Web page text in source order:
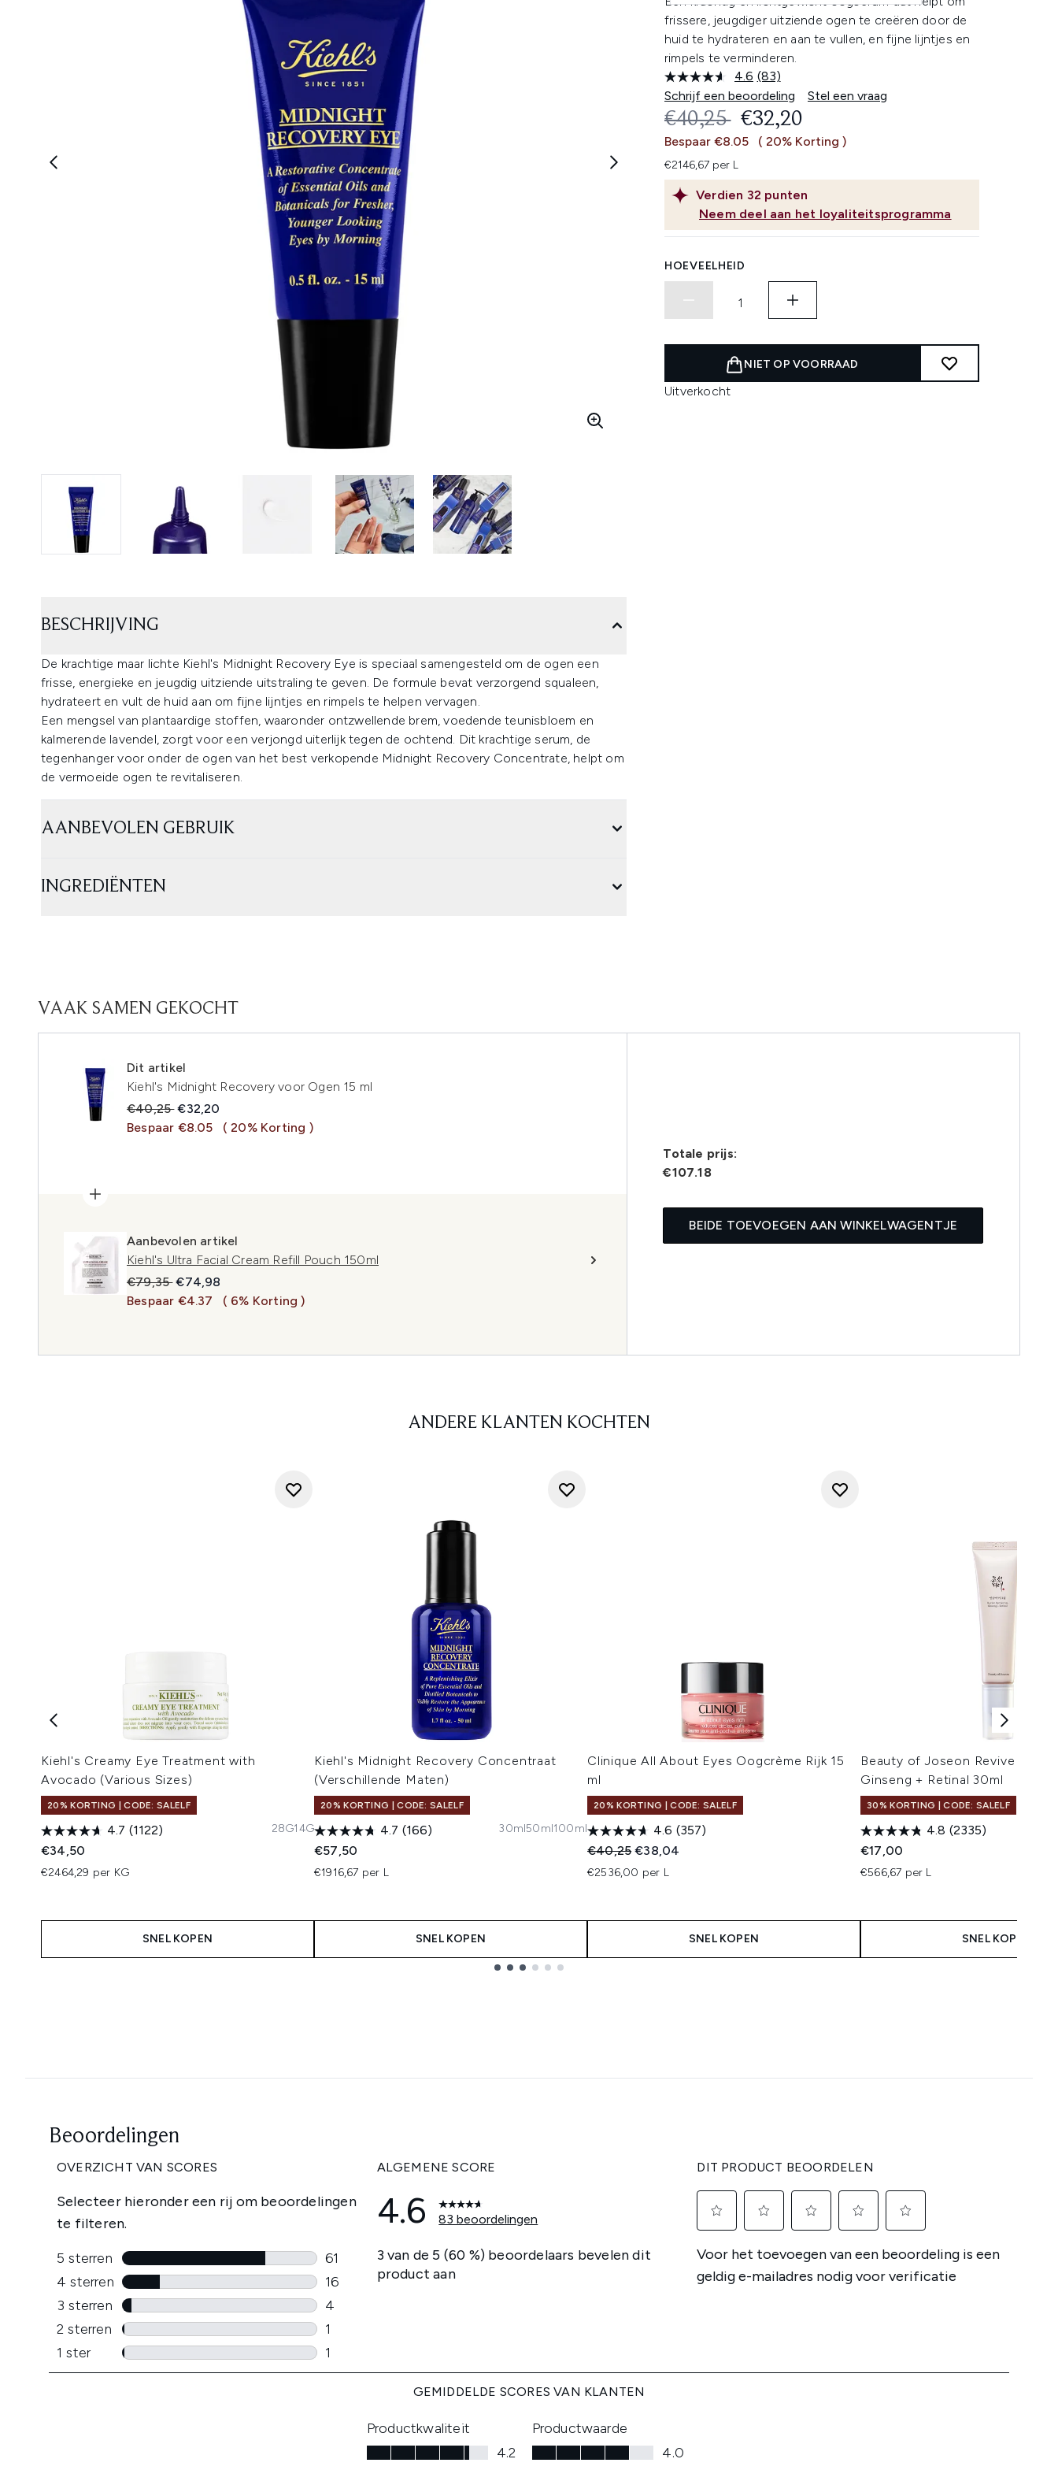
frissere, jeugdiger uitziende ogen te creëren door de
huid te hydrateren en aan te vullen, en fijne lijntjes en
rimpels te verminderen.
4.6 Lees
83
beoordelingen.
Dezelfde
paginalink.
(83)
Schrijf een beoordeling
Stel een vraag
Verdien 32 punten
Neem deel aan het loyaliteitsprogramma
RECOMMENDED RETAIL PRICE:
€40,25 HUIDIGE PRIJS:
€32,20
Bespaar €8.05 ( 20% Korting )
€2146,67 per L
HOEVEELHEID
NIET OP VOORRAAD
Uitverkocht
BESCHRIJVING
De krachtige maar lichte Kiehl's Midnight Recovery Eye is speciaal samengesteld om de ogen een
frisse, energieke en jeugdig uitziende uitstraling te geven. De formule bevat verzorgend squaleen,
hydrateert en vult de huid aan om fijne lijntjes en rimpels te helpen vervagen.
Een mengsel van plantaardige stoffen, waaronder ontzwellende brem, voedende teunisbloem en
kalmerende lavendel, zorgt voor een verjongd uiterlijk tegen de ochtend. Dit krachtige serum, de
tegenhanger voor onder de ogen van het best verkopende Midnight Recovery Concentrate, helpt om
de vermoeide ogen te revitaliseren.
AANBEVOLEN GEBRUIK
INGREDIËNTEN
VAAK SAMEN GEKOCHT
Dit artikel
Kiehl's Midnight Recovery voor Ogen 15 ml
Recommended Retail Price:
€40,25Huidige prijs:
€32,20
Bespaar €8.05
( 20% Korting )
Aanbevolen artikel
Kiehl's Ultra Facial Cream Refill Pouch 150ml
Recommended Retail Price:
€79,35Huidige prijs:
€74,98
Bespaar €4.37
( 6% Korting )
Totale prijs:
€107.18
BEIDE TOEVOEGEN AAN WINKELWAGENTJE
ANDERE KLANTEN KOCHTEN
Kiehl's Creamy Eye Treatment with
Avocado (Various Sizes)
20% KORTING | CODE: SALELF
4.7 (1122)
€34,50
€2464,29 per KG
28G14G
SNEL KOPEN
Kiehl's Midnight Recovery Concentraat
(Verschillende Maten)
20% KORTING | CODE: SALELF
4.7 (166)
€57,50
€1916,67 per L
30ml50ml100ml
SNEL KOPEN
Clinique All About Eyes Oogcrème Rijk 15
ml
20% KORTING | CODE: SALELF
4.6 (357)
Recommended Retail Price:
€40,25Huidige prijs:
€38,04
€2536,00 per L
SNEL KOPEN
Beauty of Joseon Revive Eye
Ginseng + Retinal 30ml
30% KORTING | CODE: SALELF
4.8 (2335)
€17,00
€566,67 per L
SNEL KOPEN